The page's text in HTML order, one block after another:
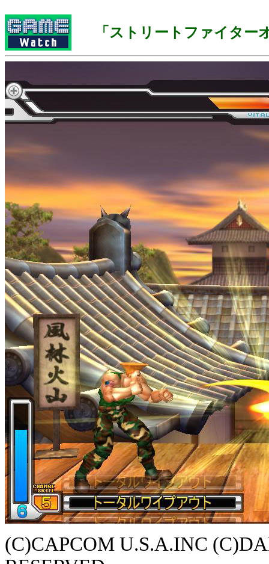
「ストリートファイター
(C)CAPCOM U.S.A.INC